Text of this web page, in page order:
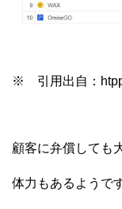
※ 引用出自：
顧客に弁償しても
体力もあるようで